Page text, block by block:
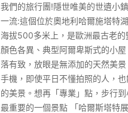
我們的旅行團!隱世唯美的世遺小
一流:這個位於奧地利哈爾施塔特
海拔500多米上，是歐洲最古老
顏色各異、典型阿爾卑斯式的小
落有致，放眼是無添加的天然美
手機，即使平日不懂拍照的人，
的美景。想再「專業」點，步行
最重要的一個景點 「哈爾斯塔特